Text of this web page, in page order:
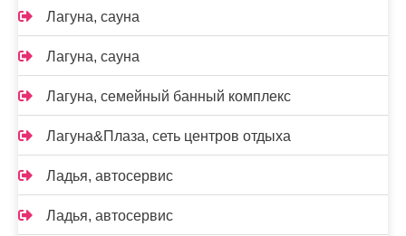
Лагуна, сауна
Лагуна, сауна
Лагуна, семейный банный комплекс
Лагуна&Плаза, сеть центров отдыха
Ладья, автосервис
Ладья, автосервис